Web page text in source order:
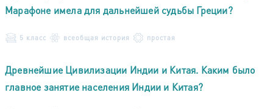
Марафоне имела для дальнейшей судьбы Греции?
5 класс всеобщая история простая
Древнейшие Цивилизации Индии и Китая. Каким было
главное занятие населения Индии и Китая?